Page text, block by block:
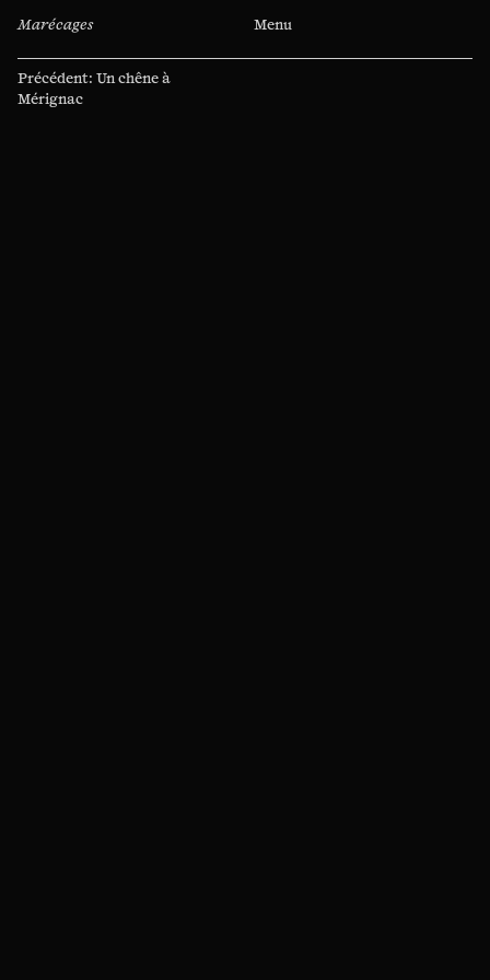
Marécages Menu
Navigation
de
Précédent: Un chêne à
Mérignac